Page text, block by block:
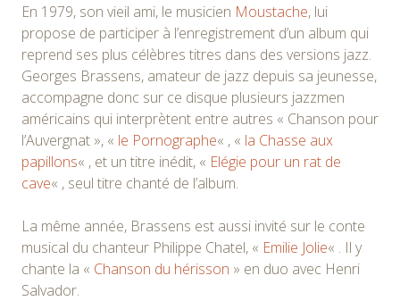
En 1979, son vieil ami, le musicien Moustache, lui
propose de participer à l’enregistrement d’un album qui
reprend ses plus célèbres titres dans des versions jazz.
Georges Brassens, amateur de jazz depuis sa jeunesse,
accompagne donc sur ce disque plusieurs jazzmen
américains qui interprètent entre autres « Chanson pour
l’Auvergnat », « le Pornographe« , « la Chasse aux
papillons« , et un titre inédit, « Elégie pour un rat de
cave« , seul titre chanté de l’album.
La même année, Brassens est aussi invité sur le conte
musical du chanteur Philippe Chatel, « Emilie Jolie« . Il y
chante la « Chanson du hérisson » en duo avec Henri
Salvador.